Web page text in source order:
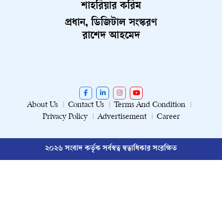
শাহরিয়ার করিম
প্রধান, ডিজিটাল সংস্করণ
রাশেদ আহমেদ
About Us Contact Us
Terms And Condition
Privacy Policy
Advertisement Career
২০২৬ সংবাদ কর্তৃক সর্বস্বত্ব স্বত্বাধিকার সংরক্ষিত